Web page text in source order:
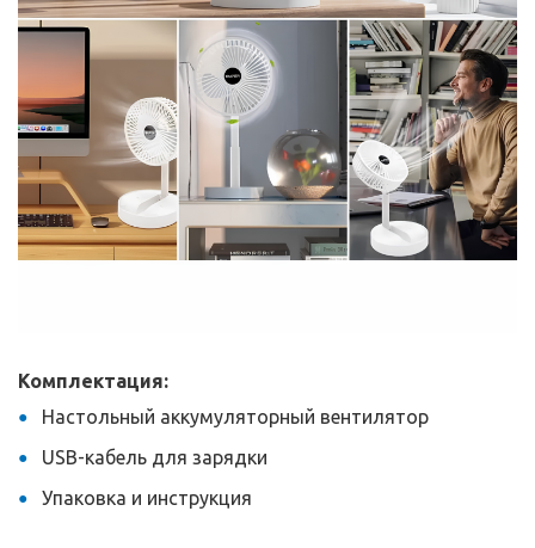
Комплектация:
Настольный аккумуляторный вентилятор
USB-кабель для зарядки
Упаковка и инструкция